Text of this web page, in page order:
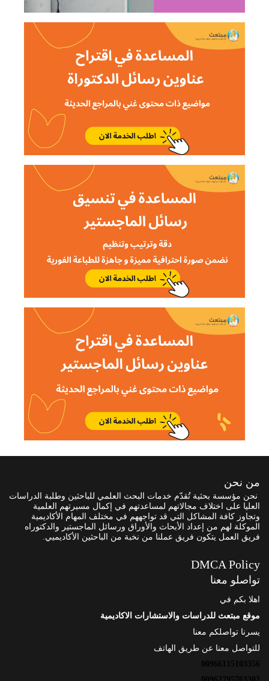
من نحن
نحن مؤسسة بحثية تُقدّم خدمات البحث العلمي للباحثين وطلبة الدراسات
العليا على اختلاف مجالاتهم لمساعدتهم في إكمال مسيرتهم العلمية
وتجاوز كافة المشاكل التي قد تواجههم في مختلف المهام الأكاديمية
الموكلة لهم من إعداد الأبحاث والأوراق ورسائل الماجستير والدكتوراه
فريق العمل يتكون فريق عملنا من نخبة من الباحثين الأكاديميي.
DMCA Policy
تواصلو معنا
اهلا بكم في
موقع مبتعث للدراسات والاستشارات الاكاديمية
يسرنا تواصلكم معنا
للتواصل معنا عن طريق الهاتف
00966115103356